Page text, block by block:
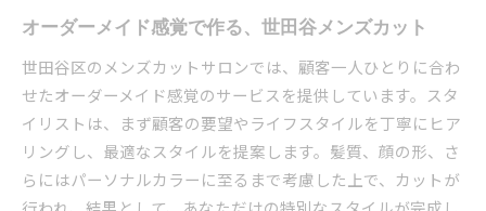
オーダーメイド感覚で作る、世田谷メンズカット
世田谷区のメンズカットサロンでは、顧客一人ひとりに合わ
せたオーダーメイド感覚のサービスを提供しています。スタ
イリストは、まず顧客の要望やライフスタイルを丁寧にヒア
リングし、最適なスタイルを提案します。髪質、顔の形、さ
らにはパーソナルカラーに至るまで考慮した上で、カットが